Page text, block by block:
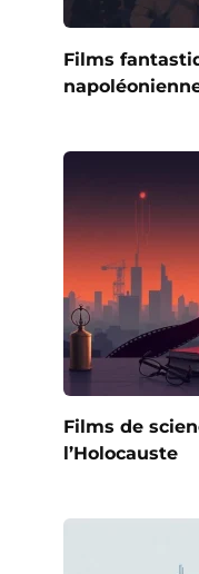
Films
Films de
l’Holocauste